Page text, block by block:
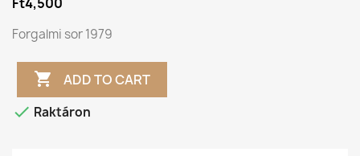
Forgalmi sor 1979
 ADD TO CART
 Raktáron